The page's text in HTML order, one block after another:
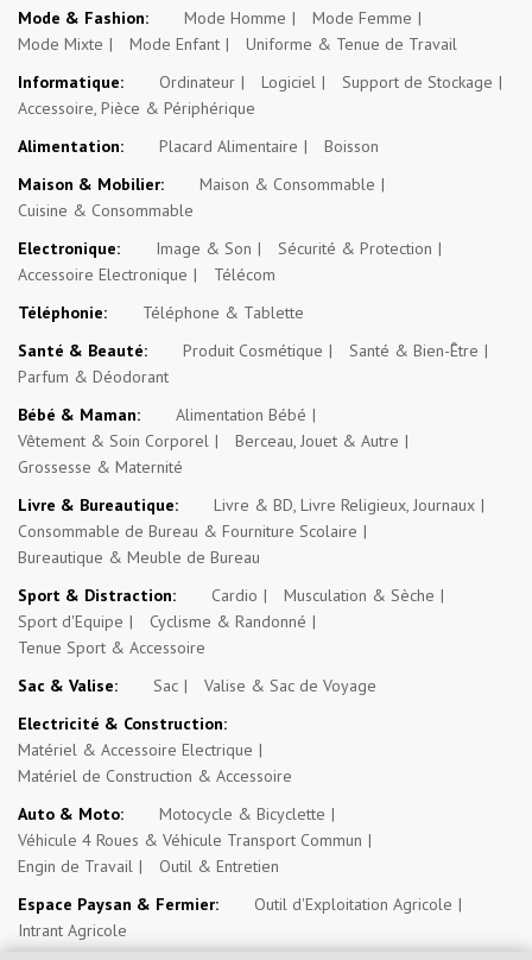
Mode & Fashion: Mode Homme
Mode Femme
Mode Mixte
Mode Enfant
Uniforme & Tenue de Travail
Informatique:
Ordinateur Logiciel
Support de Stockage
Accessoire, Pièce & Périphérique
Alimentation:
Placard Alimentaire
Boisson
Maison & Mobilier:
Maison & Consommable
Cuisine & Consommable
Electronique:
Image & Son
Sécurité & Protection
Accessoire Electronique
Télécom
Téléphonie:
Téléphone & Tablette
Santé & Beauté:
Produit Cosmétique
Santé & Bien-Être
Parfum & Déodorant
Bébé & Maman:
Alimentation Bébé
Vêtement & Soin Corporel
Berceau, Jouet & Autre
Grossesse & Maternité
Livre & Bureautique:
Livre & BD, Livre Religieux, Journaux
Consommable de Bureau & Fourniture Scolaire
Bureautique & Meuble de Bureau
Sport & Distraction:
Cardio
Musculation & Sèche
Sport d'Equipe
Cyclisme & Randonné
Tenue Sport & Accessoire
Sac & Valise:
Sac
Valise & Sac de Voyage
Electricité & Construction:
Matériel & Accessoire Electrique
Matériel de Construction & Accessoire
Auto & Moto:
Motocycle & Bicyclette
Véhicule 4 Roues & Véhicule Transport Commun
Engin de Travail
Outil & Entretien
Espace Paysan & Fermier:
Outil d'Exploitation Agricole
Intrant Agricole